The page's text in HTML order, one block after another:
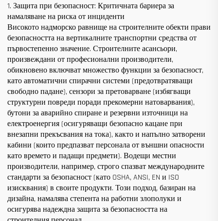
1. Защита при безопасност: Критичната бариера за
намаляване на риска от инциденти
Високото надморско равнище на строителните обекти прави
безопасността на вертикалните транспортни средства от
първостепенно значение. Строителните асансьори,
произвеждани от професионални производители,
обикновено включват множество функции за безопасност,
като автоматични спирачни системи (предотвратяващи
свободно падане), сензори за претоварване (избягващи
структурни повреди поради прекомерни натоварвания),
бутони за аварийно спиране и резервни източници на
електроенергия (осигуряващи безопасно кацане при
внезапни прекъсвания на тока), както и напълно затворени
кабини (които предпазват персонала от външни опасности
като времето и падащи предмети). Водещи местни
производители, например, строго спазват международните
стандарти за безопасност (като OSHA, ANSI, EN и ISO
изисквания) в своите продукти. Този подход, базиран на
дизайна, намалява степента на работни злополуки и
осигурява надеждна защита за безопасността на